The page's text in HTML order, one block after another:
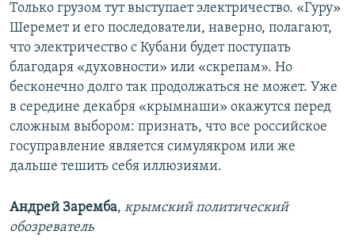
Только грузом тут выступает электричество. «Гуру»
Шеремет и его последователи, наверно, полагают,
что электричество с Кубани будет поступать
благодаря «духовности» или «скрепам». Но
бесконечно долго так продолжаться не может. Уже
в середине декабря «крымнаши» окажутся перед
сложным выбором: признать, что все российское
госуправление является симулякром или же
дальше тешить себя иллюзиями.
Андрей Заремба, крымский политический
обозреватель